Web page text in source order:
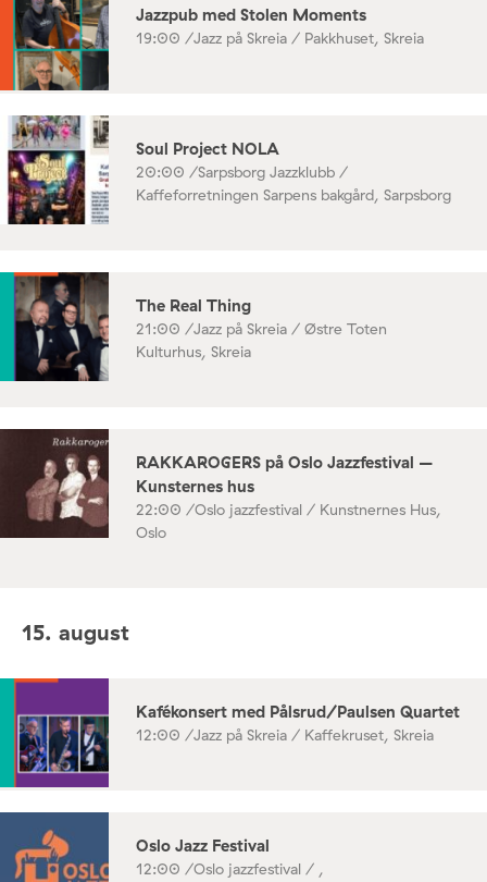
Jazzpub med Stolen Moments
19:00 /Jazz på Skreia / Pakkhuset, Skreia
Soul Project NOLA
20:00 /Sarpsborg Jazzklubb /
Kaffeforretningen Sarpens bakgård, Sarpsborg
The Real Thing
21:00 /Jazz på Skreia / Østre Toten
Kulturhus, Skreia
RAKKAROGERS på Oslo Jazzfestival –
Kunsternes hus
22:00 /Oslo jazzfestival / Kunstnernes Hus,
Oslo
15. august
Kafékonsert med Pålsrud/Paulsen Quartet
12:00 /Jazz på Skreia / Kaffekruset, Skreia
Oslo Jazz Festival
12:00 /Oslo jazzfestival / ,